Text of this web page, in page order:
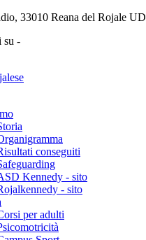
33010 Reana del Rojale UD
su -
conseguiti
Kennedy - sito
- sito
per adulti